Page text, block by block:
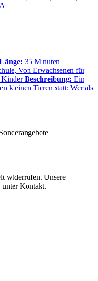
Länge: 35 Minuten
Von Erwachsenen für
Kinder Beschreibung: Ein
kleinen Tieren statt: Wer als
widerrufen. Unsere
unter Kontakt.